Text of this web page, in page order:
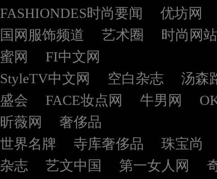
FASHIONDES时尚要闻
优坊网
国网服饰频道
艺术圈
时尚网站
蜜网
FI中文网
StyleTV中文网
空白杂志
汤森
盛会
FACE妆点网 牛男网
昕薇网
奢侈品
世界名牌
寺库奢侈品
珠宝尚
杂志
艺文中国 第一女人网